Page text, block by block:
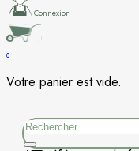
Nectarine
Noisetier
Pêcher
Connexion
0
Votre panier est vide.
Rechercher